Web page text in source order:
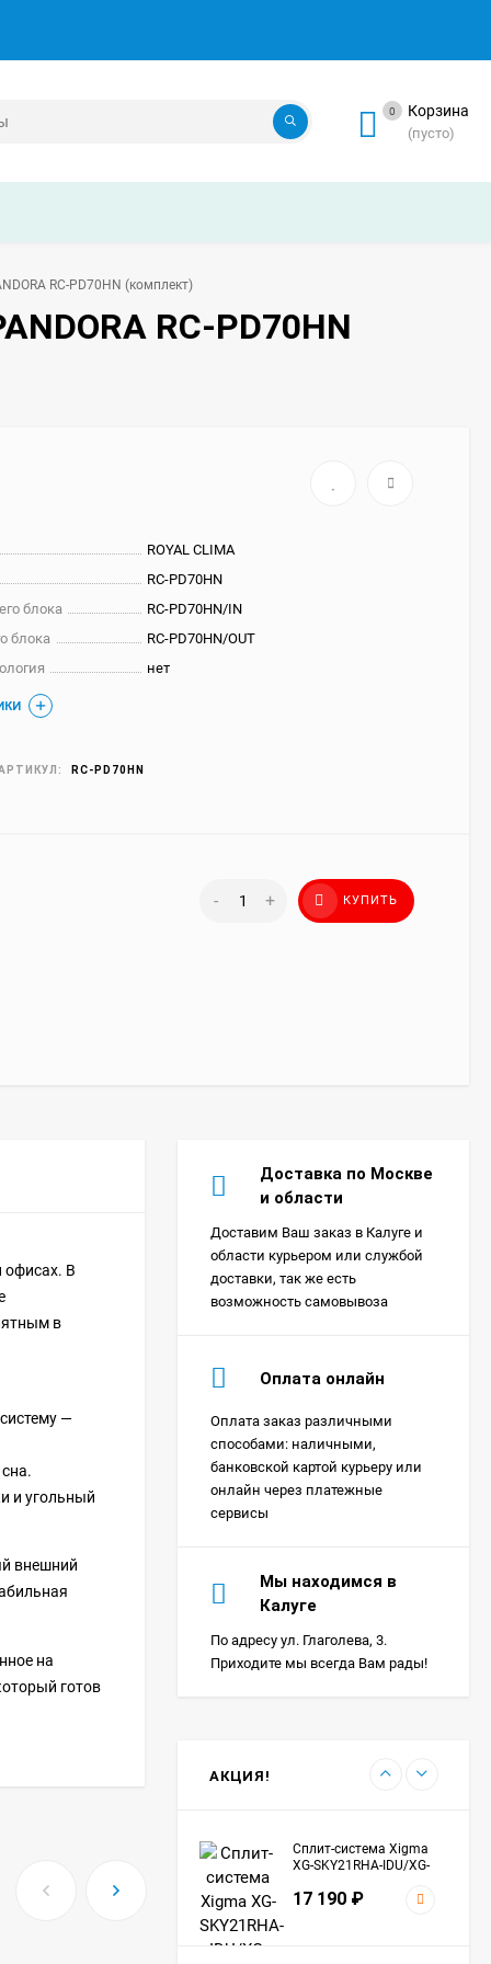
0 Корзина
(пусто)
RC-PD70HN (комплект)
RC-PD70HN
ROYAL CLIMA
RC-PD70HN
блока
RC-PD70HN/IN
блока
RC-PD70HN/OUT
нет
RC-PD70HN
- + КУПИТЬ
офисах. В
в
—
и угольный
внешний
на
готов
Доставка по Москве
и области
Доставим Ваш заказ в Калуге и
области курьером или службой
доставки, так же есть
возможность самовывоза
Оплата онлайн
Оплата заказ различными
способами: наличными,
банковской картой курьеру или
онлайн через платежные
сервисы
Мы находимся в
Калуге
По адресу ул. Глаголева, 3.
Приходите мы всегда Вам рады!
АКЦИЯ!
Сплит-система Xigma
XG-SKY27RHA-IDU/XG-
SKY27RHA-ODU Sky
18 390₽
Сплит-система Ultima
Comfort SIR-I07PN-
IN/SIR-I07PN-OUT Sirius
Сплит-система Xigma
XG-SKY21RHA-IDU/XG-
17 190 ₽